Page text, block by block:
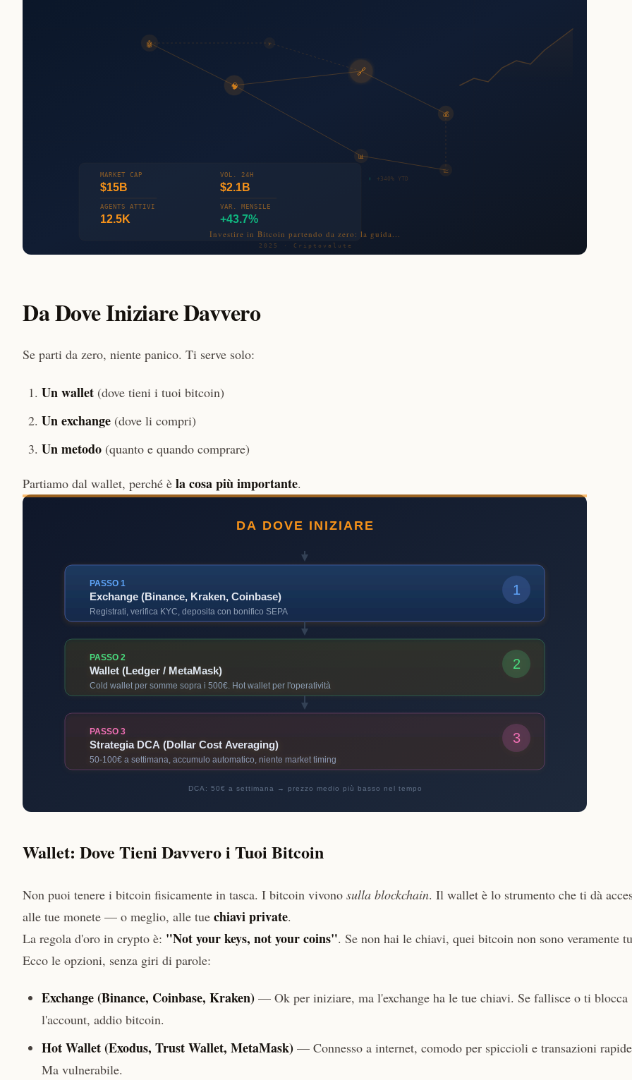
Da Dove Iniziare Davvero
Se parti da zero, niente panico. Ti serve solo:
Un wallet (dove tieni i tuoi bitcoin)
Un exchange (dove li compri)
Un metodo (quanto e quando comprare)
Partiamo dal wallet, perché è la cosa più importante.
Wallet: Dove Tieni Davvero i Tuoi Bitcoin
Non puoi tenere i bitcoin fisicamente in tasca. I bitcoin vivono sulla blockchain. Il wallet è lo strumento che ti dà
alle tue monete — o meglio, alle tue chiavi private.
La regola d'oro in crypto è: "Not your keys, not your coins". Se non hai le chiavi, quei bitcoin non sono veramente
Ecco le opzioni, senza giri di parole:
Exchange (Binance, Coinbase, Kraken) — Ok per iniziare, ma l'exchange ha le tue chiavi. Se fallisce o ti blocca
l'account, addio bitcoin.
Hot Wallet (Exodus, Trust Wallet, MetaMask) — Connesso a internet, comodo per spiccioli e transazioni
Ma vulnerabile.